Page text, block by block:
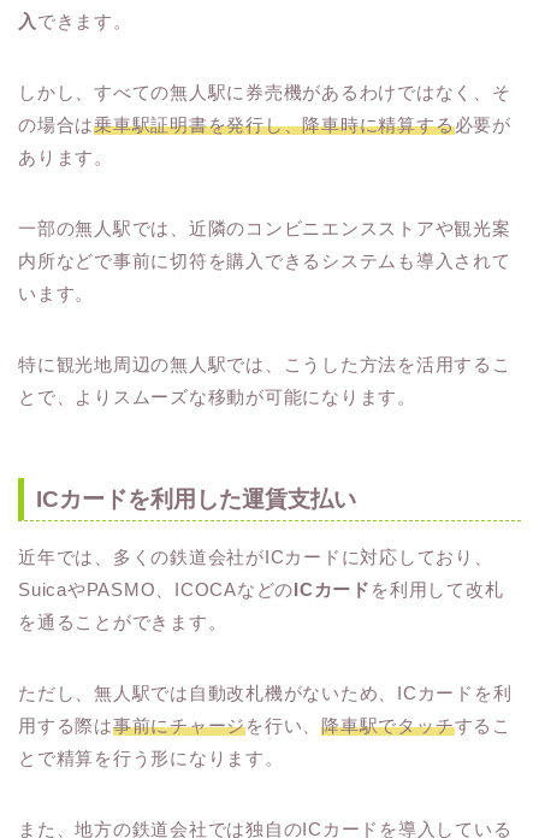
入 できます。
しかし、すべての無人駅に券売機があるわけではなく、そ
の場合は乗車駅証明書を発行し、降車時に精算する必要が
あります。
一部の無人駅では、近隣のコンビニエンスストアや観光案
内所などで事前に切符を購入できるシステムも導入されて
います。
特に観光地周辺の無人駅では、こうした方法を活用するこ
とで、よりスムーズな移動が可能になります。
ICカードを利用した運賃支払い
近年では、多くの鉄道会社がICカードに対応しており、
SuicaやPASMO、ICOCAなどのICカード を利用して改札
を通ることができます。
ただし、無人駅では自動改札機がないため、ICカードを利
用する際は事前にチャージを行い、降車駅でタッチするこ
とで精算を行う形になります。
また、地方の鉄道会社では独自のICカードを導入している